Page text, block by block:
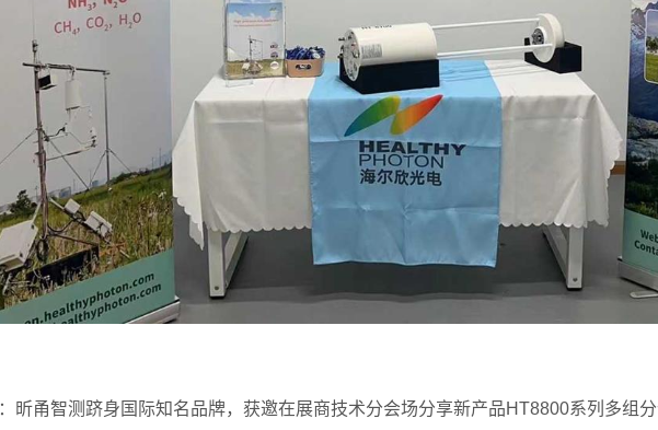
：昕甬智测跻身国际知名品牌，获邀在展商技术分会场分享新产品HT8800系列多组